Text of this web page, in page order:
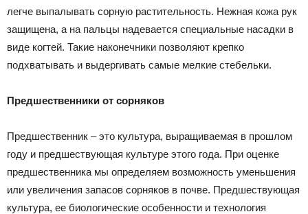
легче выпалывать сорную растительность. Нежная кожа рук
защищена, а на пальцы надевается специальные насадки в
виде когтей. Такие наконечники позволяют крепко
подхватывать и выдергивать самые мелкие стебельки.
Предшественники от сорняков
Предшественник – это культура, выращиваемая в прошлом
году и предшествующая культуре этого года. При оценке
предшественника мы определяем возможность уменьшения
или увеличения запасов сорняков в почве. Предшествующая
культура, ее биологические особенности и технология